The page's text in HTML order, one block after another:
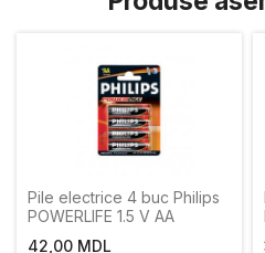
Pile electrice 4 buc Philips
POWERLIFE 1.5 V AA
42,00 MDL